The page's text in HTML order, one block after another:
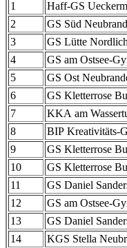
1
Haff-GS
2
GS Süd
3
GS Lütte
4
GS am Ostsee-
5
GS Ost
6
GS Kletterrose
7
KKA am
8
BIP Kreativitäts-
9
GS Kletterrose
10
GS Kletterrose
11
GS Daniel
12
GS am Ostsee-
13
GS Daniel
14
KGS Stella